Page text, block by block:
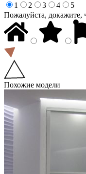
1
2 3 4
5
Пожалуйста, докажите,
Похожие модели